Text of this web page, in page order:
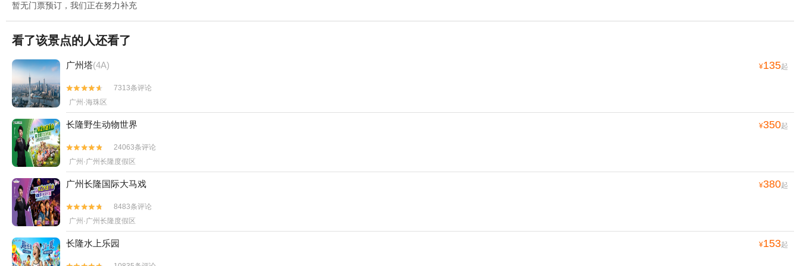
暂无门票预订，我们正在努力补充
看了该景点的人还看了
广州塔(4A) ¥135起


7313条评论
广州·海珠区
长隆野生动物世界 ¥350起


24063条评论
广州·广州长隆度假区
广州长隆国际大马戏 ¥380起


8483条评论
广州·广州长隆度假区
长隆水上乐园 ¥153起